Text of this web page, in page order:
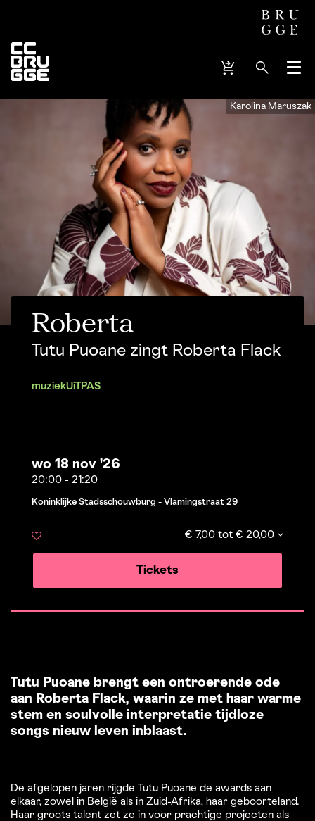
Menu
Karolina Maruszak
Roberta
Tutu Puoane zingt Roberta Flack
muziekUiTPAS
wo 18 nov '26
20:00 - 21:20
Koninklijke Stadsschouwburg - Vlamingstraat 29
€ 7,00 tot € 20,00
Tickets
Tutu Puoane brengt een ontroerende ode
aan Roberta Flack, waarin ze met haar warme
stem en soulvolle interpretatie tijdloze
songs nieuw leven inblaast.
De afgelopen jaren rijgde Tutu Puoane de awards aan
elkaar, zowel in België als in Zuid-Afrika, haar geboorteland.
Haar groots talent zet ze in voor prachtige projecten als